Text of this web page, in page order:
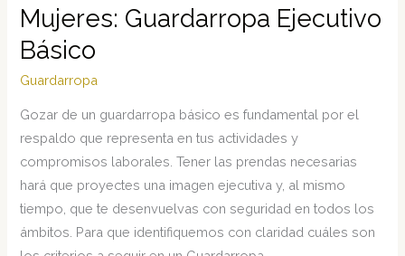
Mujeres: Guardarropa Ejecutivo
Básico
Guardarropa
Gozar de un guardarropa básico es fundamental por el
respaldo que representa en tus actividades y
compromisos laborales. Tener las prendas necesarias
hará que proyectes una imagen ejecutiva y, al mismo
tiempo, que te desenvuelvas con seguridad en todos los
ámbitos. Para que identifiquemos con claridad cuáles son